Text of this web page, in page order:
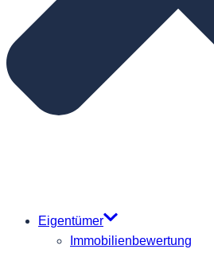
Eigentümer
Immobilienbewertung